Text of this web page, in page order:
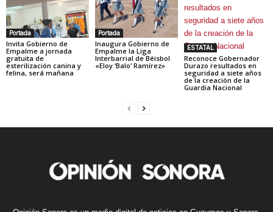
Portada
Invita Gobierno de
Empalme a jornada
gratuita de
esterilización canina y
felina, será mañana
Portada
Inaugura Gobierno de
Empalme la Liga
Interbarrial de Béisbol
«Eloy ‘Balo’ Ramírez»
ESTATAL
Reconoce Gobernador
Durazo resultados en
seguridad a siete años
de la creación de la
Guardia Nacional